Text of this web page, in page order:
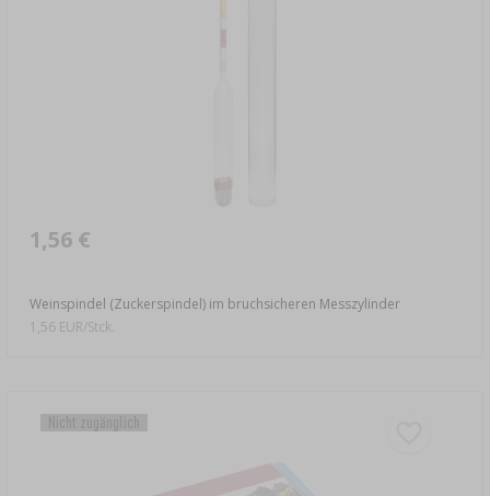
Weinspindel (Zuckerspindel) im bruchsicheren Messzylinder
1,56 €
1,56 EUR/Stck.